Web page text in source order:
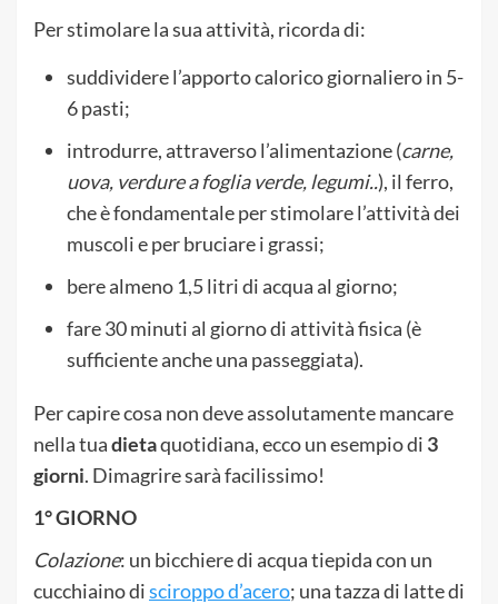
Per stimolare la sua attività, ricorda di:
suddividere l’apporto calorico giornaliero in 5-
6 pasti;
introdurre, attraverso l’alimentazione (carne,
uova, verdure a foglia verde, legumi..), il ferro,
che è fondamentale per stimolare l’attività dei
muscoli e per bruciare i grassi;
bere almeno 1,5 litri di acqua al giorno;
fare 30 minuti al giorno di attività fisica (è
sufficiente anche una passeggiata).
Per capire cosa non deve assolutamente mancare
nella tuadietaquotidiana, ecco un esempio di 3
giorni. Dimagrire sarà facilissimo!
1° GIORNO
Colazione: un bicchiere di acqua tiepida con un
cucchiaino disciroppo d’acero; una tazza di latte di